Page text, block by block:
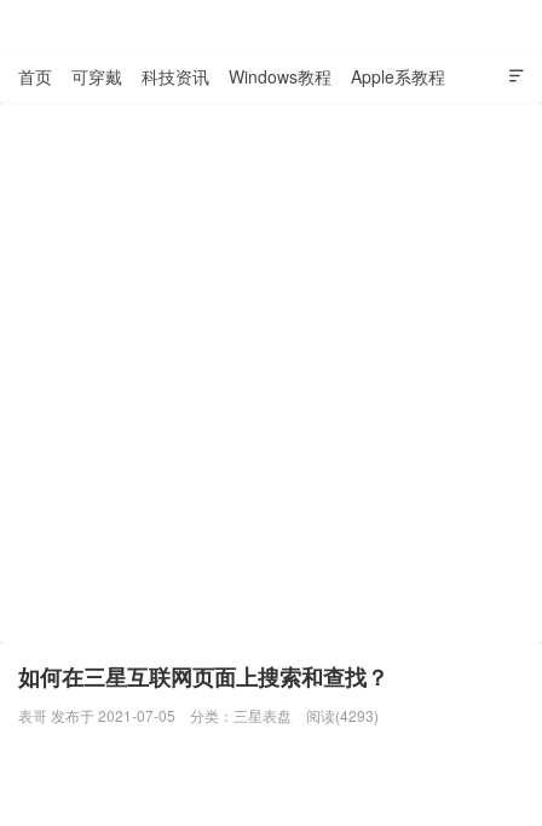

首页 可穿戴 科技资讯 Windows教程 Apple系教程
如何在三星互联网页面上搜索和查找？
表哥 发布于 2021-07-05 分类： 三星表盘 阅读(4293)